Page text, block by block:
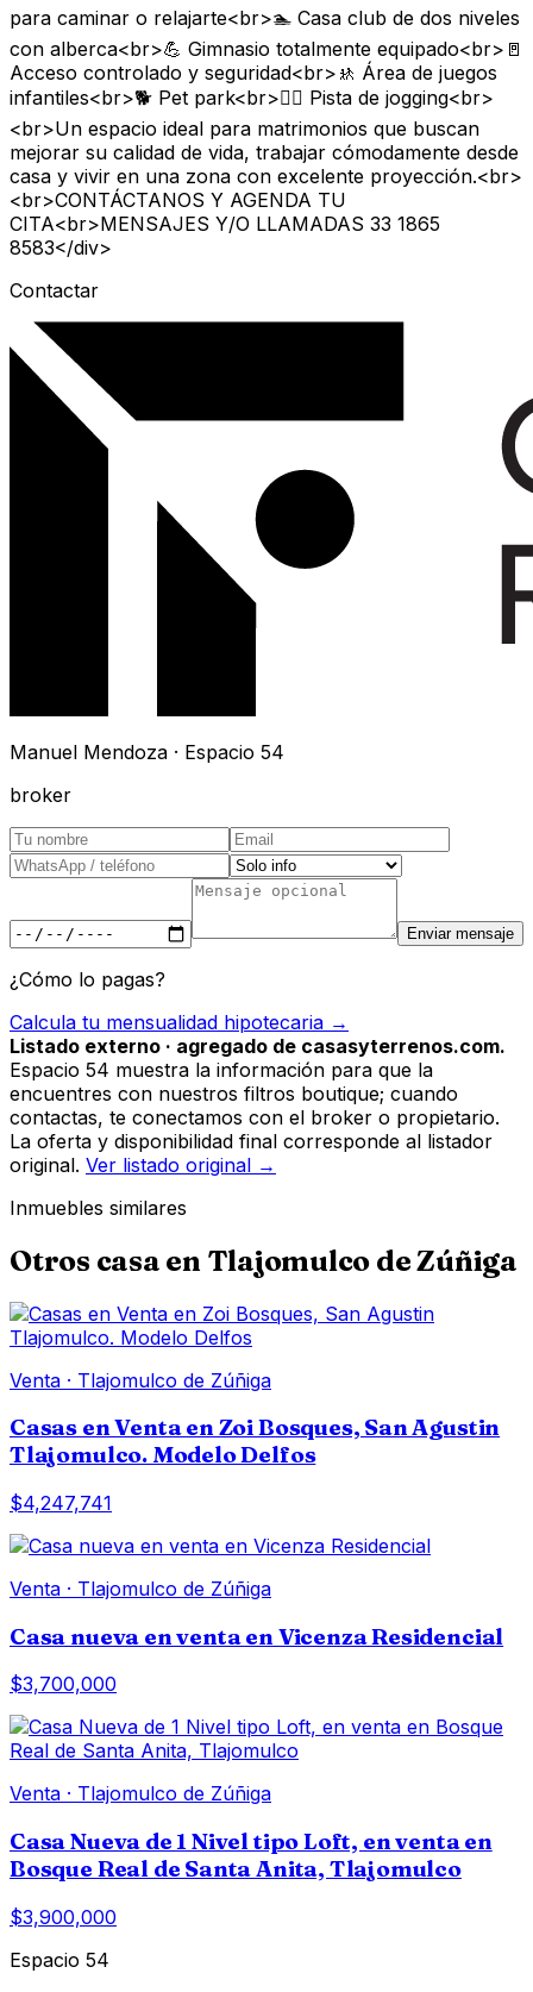
para caminar o relajarte<br>🏊 Casa club de dos niveles
con alberca<br>💪 Gimnasio totalmente equipado<br>🚪
Acceso controlado y seguridad<br>🚸 Área de juegos
infantiles<br>🐕 Pet park<br>🏃‍♀️ Pista de jogging<br>
<br>Un espacio ideal para matrimonios que buscan
mejorar su calidad de vida, trabajar cómodamente desde
casa y vivir en una zona con excelente proyección.<br>
<br>CONTÁCTANOS Y AGENDA TU
CITA<br>MENSAJES Y/O LLAMADAS 33 1865
8583</div>
Contactar
Manuel Mendoza · Espacio 54
broker
Enviar mensaje
¿Cómo lo pagas?
Calcula tu mensualidad hipotecaria →
Listado externo · agregado de casasyterrenos.com.
Espacio 54 muestra la información para que la
encuentres con nuestros filtros boutique; cuando
contactas, te conectamos con el broker o propietario.
La oferta y disponibilidad final corresponde al listador
original. Ver listado original →
Inmuebles similares
Otros casa en Tlajomulco de Zúñiga
Venta · Tlajomulco de Zúñiga
Casas en Venta en Zoi Bosques, San Agustin
Tlajomulco. Modelo Delfos
$4,247,741
Venta · Tlajomulco de Zúñiga
Casa nueva en venta en Vicenza Residencial
$3,700,000
Venta · Tlajomulco de Zúñiga
Casa Nueva de 1 Nivel tipo Loft, en venta en
Bosque Real de Santa Anita, Tlajomulco
$3,900,000
Espacio 54